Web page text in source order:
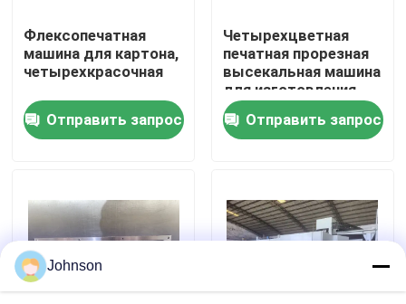
Проверка качества
Свяжитесь мы
Случаи
печатная машина коробки
Флексопечатная
машина для картона,
четырехкрасочная
Отправить запрос
Четырехцветная
печатная прорезная
высекальная машина
для изготовления
коробок в линию
Отправить запрос
Johnson